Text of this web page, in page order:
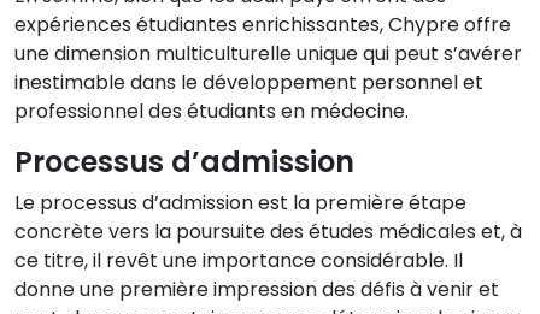
expériences étudiantes enrichissantes, Chypre offre
une dimension multiculturelle unique qui peut s’avérer
inestimable dans le développement personnel et
professionnel des étudiants en médecine.
Processus d’admission
Le processus d’admission est la première étape
concrète vers la poursuite des études médicales et, à
ce titre, il revêt une importance considérable. Il
donne une première impression des défis à venir et